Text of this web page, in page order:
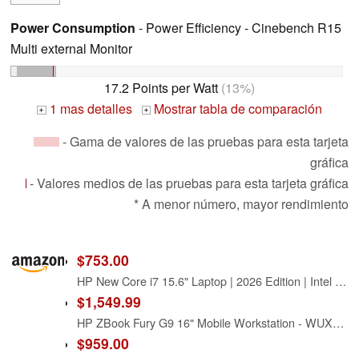
Power Consumption - Power Efficiency - Cinebench R15
Multi external Monitor
17.2 Points per Watt (13%)
+ 1 mas detalles +
Mostrar tabla de comparación
- Gama de valores de las pruebas para esta tarjeta
gráfica
- Valores medios de las pruebas para esta tarjeta gráfica
* A menor número, mayor rendimiento
$753.00
HP New Core i7 15.6" Laptop | 2026 Edition | Intel High-Performance Core i7-1255U up to 4.7GHz | 16GB RAM - 1TB PCIe SSD | Webcam | FHD | Long Battery Life | Windows 11 | Business & Academic
$1,549.99
HP ZBook Fury G9 16" Mobile Workstation - WUXGA - 1920 x 1200 - Intel Core i7 12th Gen i7-12800HX Hexadeca-core (16 Core) - 32 GB Total RAM - 1 TB SSD
$959.00